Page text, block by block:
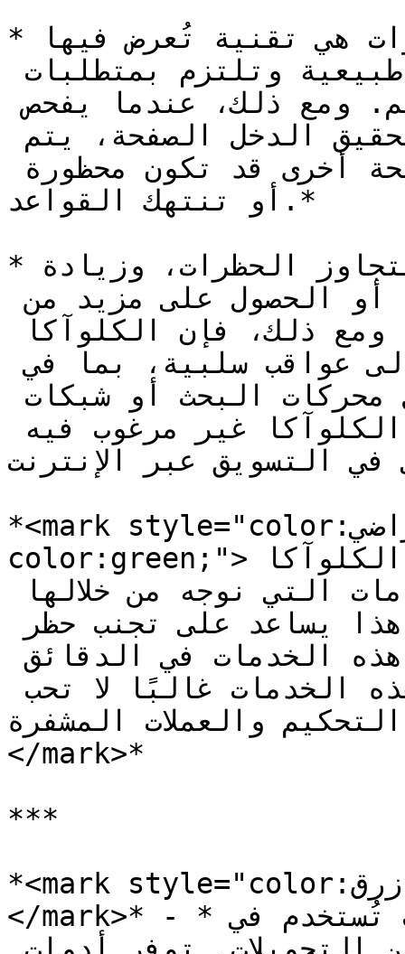
*الكلوأكا في تحكيم الزيارات هي تقنية تُعرض فيها
محركات البحث أو شبكات التحكيم. ومع ذلك، عندما يفحص
أو تنتهك القواعد.*
*يمكن استخدام هذا النهج لتجاوز الحظرات، وزيادة
فعالية الحملات الإعلانية أو الحصول على مزيد من
أسلوب غير نزيه وقد يؤدي إلى عواقب سلبية، بما في
في التسويق عبر الإنترنت.*
*<mark style="color:افتراضي;background-
color:green;">في نشاطنا، يكون استخدام الكلوآكا
والعملات المشفرة.
</mark>*
***
*<mark style="color:أزرق;">**Keitaro (hideclick)**
</mark>* - *هي منصة لتحكيم الزيارات تُستخدم في